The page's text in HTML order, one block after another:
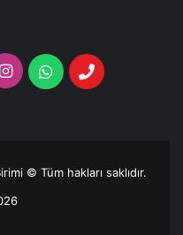
InstagramWhatsappTelefon
© Tüm hakları saklıdır.